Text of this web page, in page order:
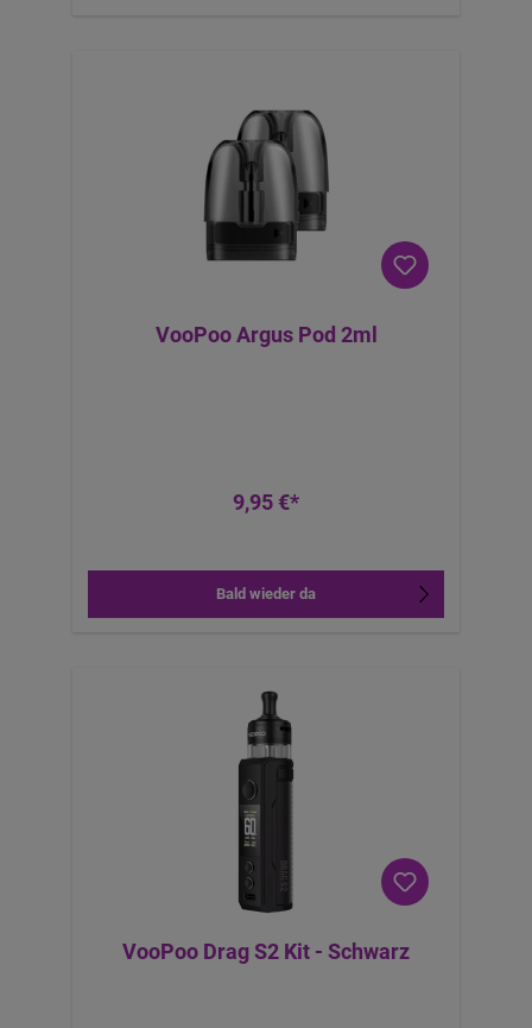
VooPoo Argus Pod 2ml
9,95 €*
Bald wieder da
VooPoo Drag S2 Kit - Schwarz